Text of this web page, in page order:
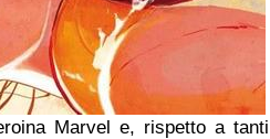
Marvel e, rispetto a tanti